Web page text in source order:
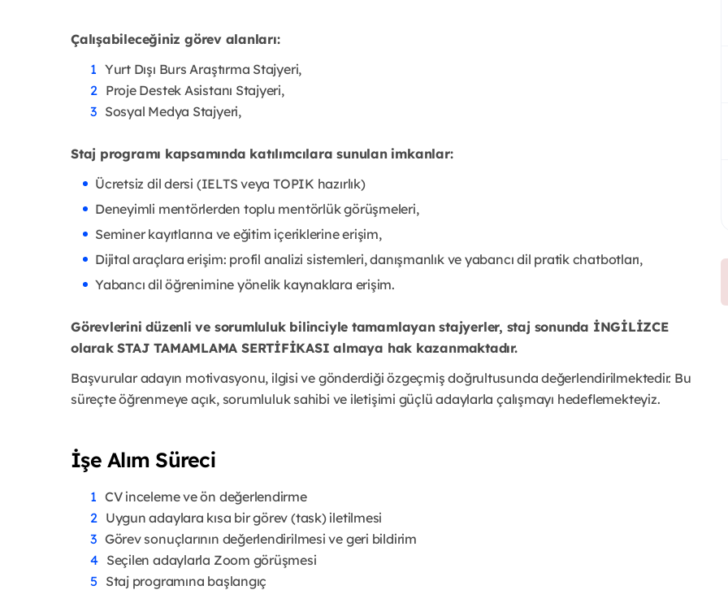
Çalışabileceğiniz görev alanları:
Yurt Dışı Burs Araştırma Stajyeri,
Proje Destek Asistanı Stajyeri,
Sosyal Medya Stajyeri,
Staj programı kapsamında katılımcılara sunulan imkanlar:
Ücretsiz dil dersi (IELTS veya TOPIK hazırlık)
Deneyimli mentörlerden toplu mentörlük görüşmeleri,
Seminer kayıtlarına ve eğitim içeriklerine erişim,
Dijital araçlara erişim: profil analizi sistemleri, danışmanlık ve yabancı dil pratik chatbotları,
Yabancı dil öğrenimine yönelik kaynaklara erişim.
Görevlerini düzenli ve sorumluluk bilinciyle tamamlayan stajyerler, staj sonunda İNGİLİZCE
olarak STAJ TAMAMLAMA SERTİFİKASI almaya hak kazanmaktadır.
Başvurular adayın motivasyonu, ilgisi ve gönderdiği özgeçmiş doğrultusunda değerlendirilmektedir. Bu
süreçte öğrenmeye açık, sorumluluk sahibi ve iletişimi güçlü adaylarla çalışmayı hedeflemekteyiz.
İşe Alım Süreci
CV inceleme ve ön değerlendirme
Uygun adaylara kısa bir görev (task) iletilmesi
Görev sonuçlarının değerlendirilmesi ve geri bildirim
Seçilen adaylarla Zoom görüşmesi
Staj programına başlangıç